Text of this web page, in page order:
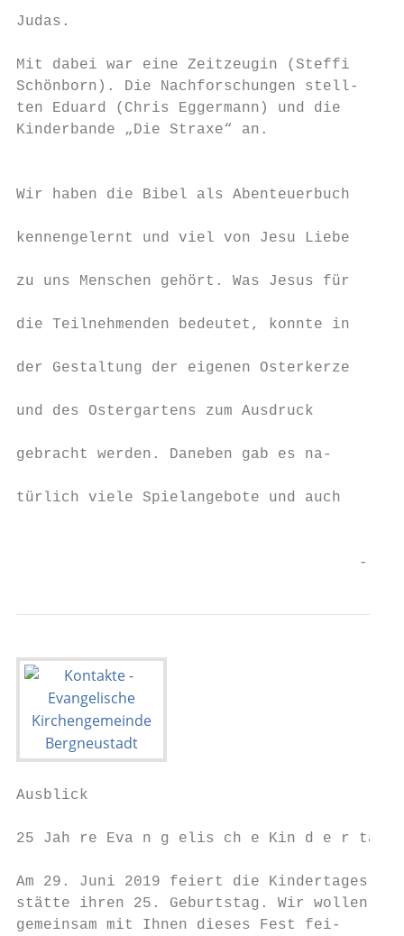
Judas.                                    men aus
Mit dabei war eine Zeitzeugin (Steffi
Schönborn). Die Nachforschungen stell-
ten Eduard (Chris Eggermann) und die
Kinderbande „Die Straxe“ an.
Wir haben die Bibel als
kennengelernt und viel von Jesu
zu uns Menschen gehört. Was Jesus für
die Teilnehmenden bedeutet, konnte in
der Gestaltung der eigenen Osterkerze
und des Ostergartens zum Ausdruck
gebracht werden. Daneben gab es na-
türlich viele Spielangebote und auch
-
Ausblick
25 Jah re Eva n g elis ch e Kin d e r ta
Am 29. Juni 2019 feiert die Kindertages-
stätte ihren 25. Geburtstag. Wir wollen
gemeinsam mit Ihnen dieses Fest fei-